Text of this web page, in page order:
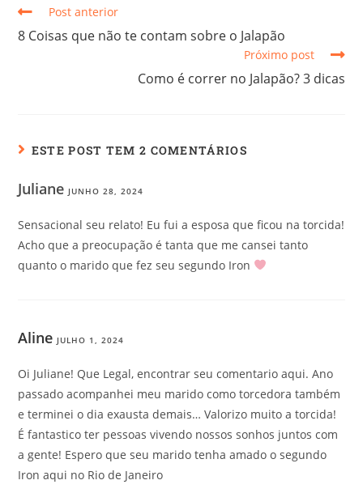
Post anterior
8 Coisas que não te contam sobre o Jalapão
Próximo post
Como é correr no Jalapão? 3 dicas
ESTE POST TEM 2 COMENTÁRIOS
Juliane JUNHO 28, 2024
Sensacional seu relato! Eu fui a esposa que ficou na torcida!
Acho que a preocupação é tanta que me cansei tanto
quanto o marido que fez seu segundo Iron
Aline JULHO 1, 2024
Oi Juliane! Que Legal, encontrar seu comentario aqui. Ano
passado acompanhei meu marido como torcedora também
e terminei o dia exausta demais… Valorizo muito a torcida!
É fantastico ter pessoas vivendo nossos sonhos juntos com
a gente! Espero que seu marido tenha amado o segundo
Iron aqui no Rio de Janeiro